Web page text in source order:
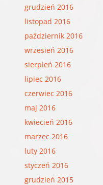
grudzień 2016
listopad 2016
październik 2016
wrzesień 2016
sierpień 2016
lipiec 2016
czerwiec 2016
maj 2016
kwiecień 2016
marzec 2016
luty 2016
styczeń 2016
grudzień 2015